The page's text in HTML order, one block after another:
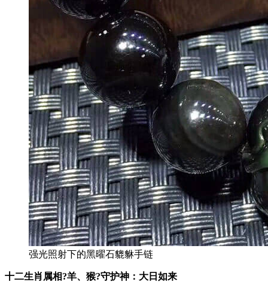
强光照射下的黑曜石貔貅手链
十二生肖属相?羊、猴?守护神：大日如来